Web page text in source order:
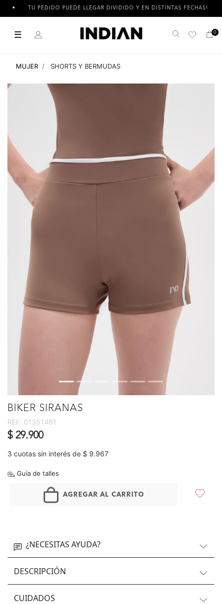
TU PEDIDO PUEDE LLEGAR DIVIDIDO Y EN DISTINTAS FECHAS!
☰ Buscar 0
MUJER SHORTS Y BERMUDAS
BIKER SIRANAS
REF: 01351481
$ 29.900
3 cuotas sin interés de $ 9.967
Guía de talles
AGREGAR AL CARRITO
¿NECESITAS AYUDA?
DESCRIPCIÓN
CUIDADOS